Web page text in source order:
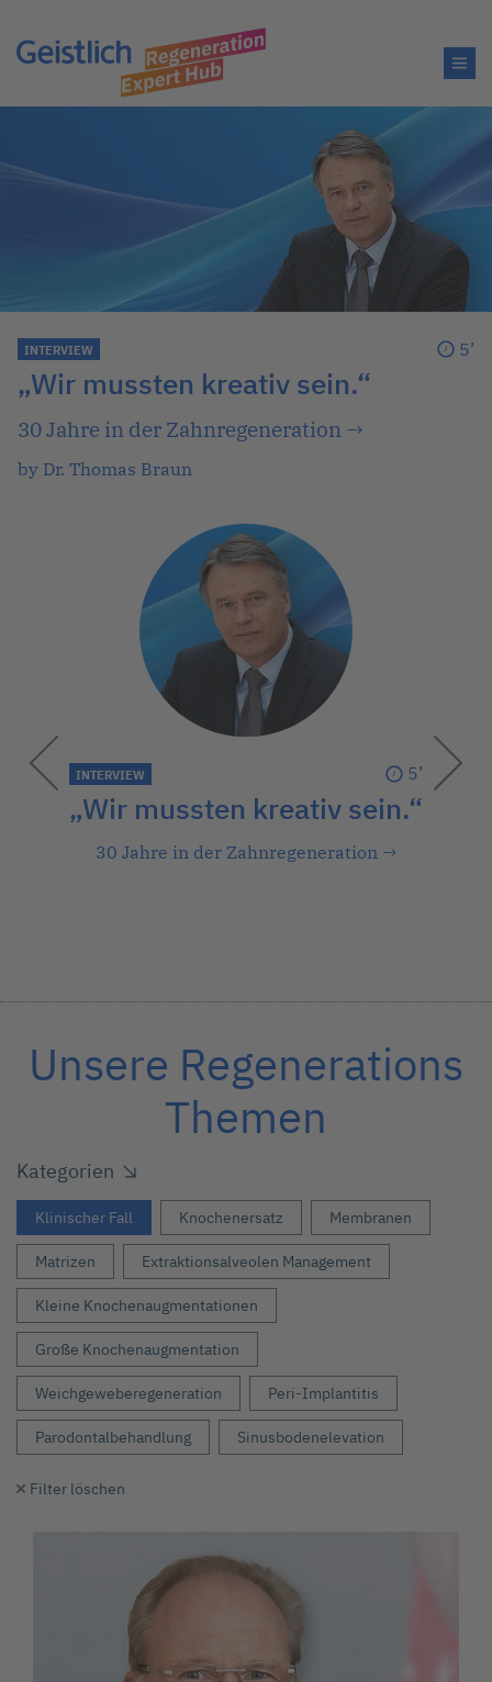
INTERVIEW 5’
„Wir mussten kreativ sein.“
30 Jahre in der Zahnregeneration →
by Dr. Thomas Braun
INTERVIEW 5’
„Wir mussten kreativ sein.“
30 Jahre in der Zahnregeneration →
Unsere Regenerations
Themen
Kategorien
Klinischer Fall Knochenersatz Membranen
Matrizen Extraktionsalveolen Management
Kleine Knochenaugmentationen
Große Knochenaugmentation
Weichgeweberegeneration Peri-Implantitis
Parodontalbehandlung Sinusbodenelevation
Filter löschen